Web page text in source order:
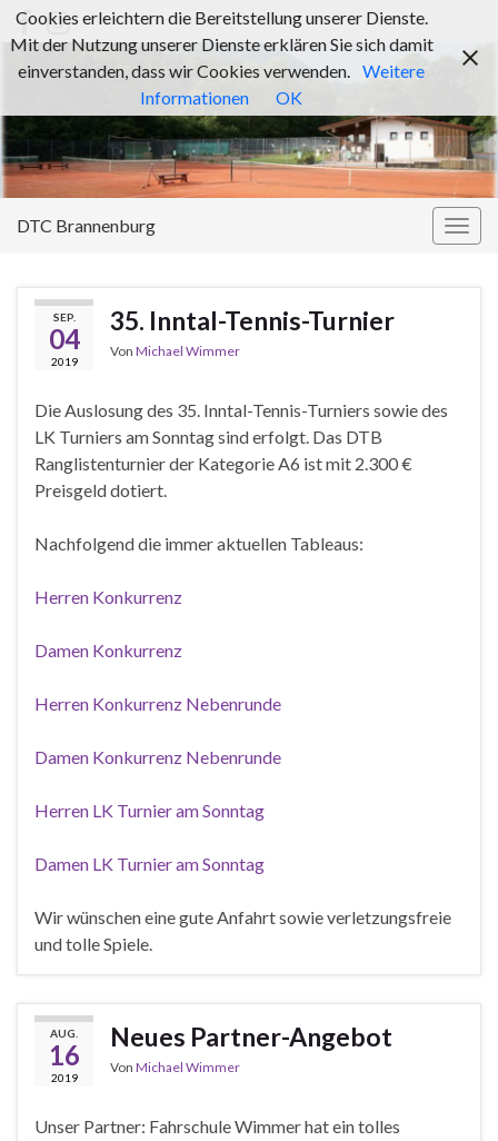
DTC Brannenburg
SEP.
04
2019
35. Inntal-Tennis-Turnier
Von Michael Wimmer
Die Auslosung des 35. Inntal-Tennis-Turniers sowie des
LK Turniers am Sonntag sind erfolgt. Das DTB
Ranglistenturnier der Kategorie A6 ist mit 2.300 €
Preisgeld dotiert.
Nachfolgend die immer aktuellen Tableaus:
Herren Konkurrenz
Damen Konkurrenz
Herren Konkurrenz Nebenrunde
Damen Konkurrenz Nebenrunde
Herren LK Turnier am Sonntag
Damen LK Turnier am Sonntag
Wir wünschen eine gute Anfahrt sowie verletzungsfreie
und tolle Spiele.
AUG.
16
2019
Neues Partner-Angebot
Von Michael Wimmer
Unser Partner: Fahrschule Wimmer hat ein tolles
Cookies erleichtern die Bereitstellung unserer Dienste.
Mit der Nutzung unserer Dienste erklären Sie sich damit
einverstanden, dass wir Cookies verwenden. Weitere
Informationen
OK